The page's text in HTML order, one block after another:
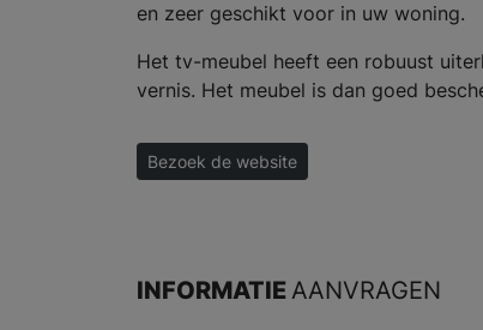
en zeer geschikt voor in uw woning.
Het tv-meubel heeft een robuust
vernis. Het meubel is dan goed
Bezoek de website
INFORMATIEAANVRAGEN